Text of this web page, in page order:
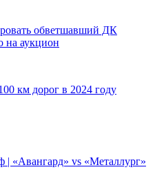
обветшавший ДК
на аукцион
км дорог в 2024 году
«Авангард» vs «Металлург»